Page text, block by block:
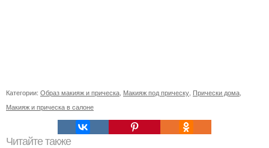
Категории: Образ макияж и прическа Макияж под прическу Прически дома
Макияж и прическа в салоне
Читайте также